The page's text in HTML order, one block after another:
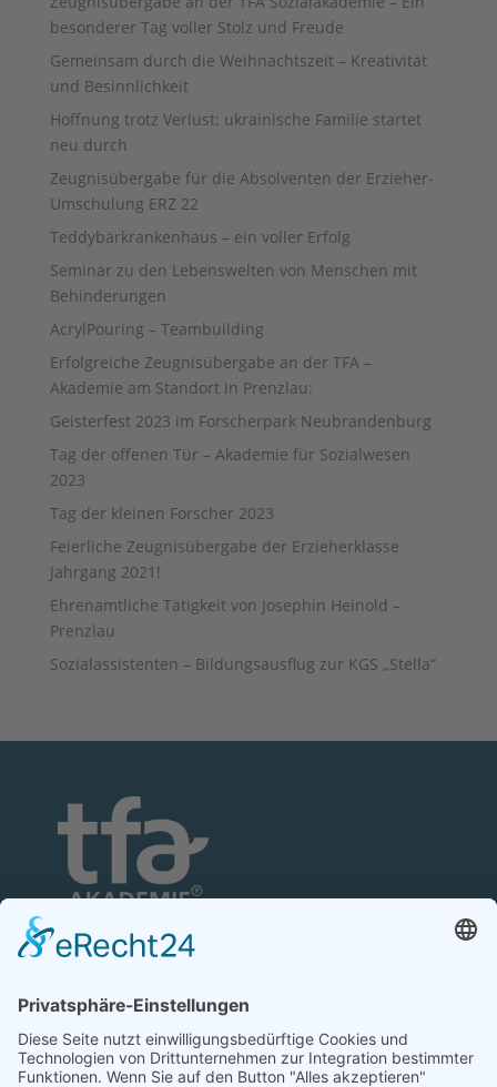
besonderer Tag voller Stolz und Freude
Gemeinsam durch die Weihnachtszeit – Kreativität
und Besinnlichkeit
Hoffnung trotz Verlust: ukrainische Familie startet
neu durch
Zeugnisübergabe für die Absolventen der Erzieher-
Umschulung ERZ 22
Teddybärkrankenhaus – ein voller Erfolg
Seminar zu den Lebenswelten von Menschen mit
Behinderungen
AcrylPouring – Teambuilding
Erfolgreiche Zeugnisübergabe an der TFA –
Akademie am Standort in Prenzlau:
Geisterfest 2023 im Forscherpark Neubrandenburg
Tag der offenen Tür – Akademie für Sozialwesen
2023
Tag der kleinen Forscher 2023
Feierliche Zeugnisübergabe der Erzieherklasse
Jahrgang 2021!
Ehrenamtliche Tätigkeit von Josephin Heinold –
Prenzlau
Sozialassistenten – Bildungsausflug zur KGS „Stella“
Nonnenhofer Straße 24/26
17033 Neubrandenburg
Telefon: 0395 35 88 100